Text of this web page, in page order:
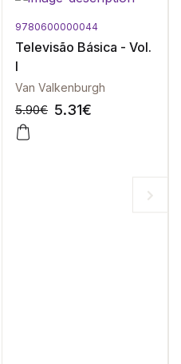
-10%
9780600000044
Televisão Básica - Vol.
I
Van Valkenburgh
5.90€ 5.31€